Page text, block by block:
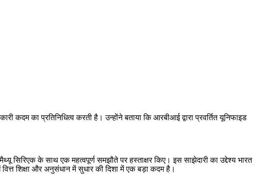
का प्रतिनिधित्व करती है। उन्होंने बताया कि आरबीआई द्वारा प्रवर्तित यूनिफाइड
सिरिएक के साथ एक महत्वपूर्ण समझौते पर हस्ताक्षर किए। इस साझेदारी का उद्देश्य भारत
शिक्षा और अनुसंधान में सुधार की दिशा में एक बड़ा कदम है।